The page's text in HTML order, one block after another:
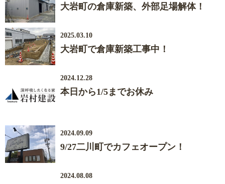
大岩町の倉庫新築、外部足場解体！
2025.03.10
大岩町で倉庫新築工事中！
2024.12.28
本日から1/5までお休み
2024.09.09
9/27二川町でカフェオープン！
2024.08.08